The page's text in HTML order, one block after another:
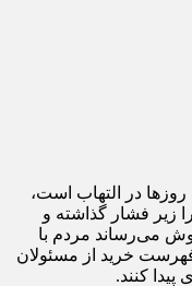
روزها در التهاب است،
زیر فشار گذاشته و
می‌رساند مردم با
خرید از مسئولان
کنند.